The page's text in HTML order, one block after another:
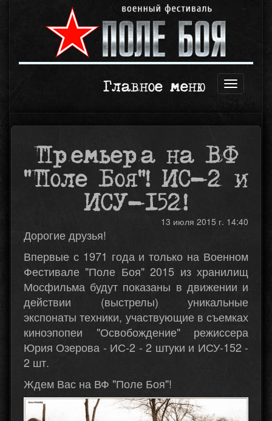
Открыть
Главное меню
Премьера на ВФ
"Поле Боя"! ИС-2 и
ИСУ-152!
13 июля 2015 г. 14:40
Дорогие друзья!
Впервые с 1971 года и только на Военном
Фестивале "Поле Боя" 2015 из хранилищ
Мосфильма будут показаны в движении и
действии (выстрелы) уникальные
экспонаты техники, участвующие в съемках
киноэпопеи "Освобождение" режиссера
Юрия Озерова - ИС-2 - 2 штуки и ИСУ-152 -
2 шт.
Ждем Вас на ВФ "Поле Боя"!